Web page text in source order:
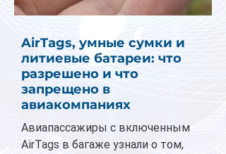
AirTags, умные сумки и
литиевые батареи: что
разрешено и что
запрещено в
авиакомпаниях
Авиапассажиры с включенным
AirTags в багаже узнали о том,